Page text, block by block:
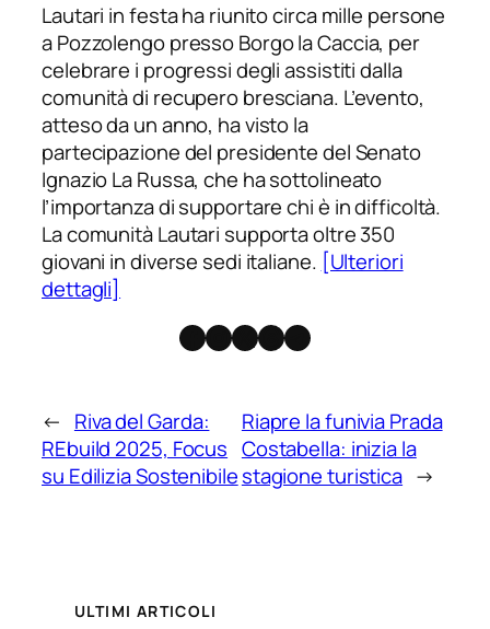
Lautari in festa ha riunito circa mille persone
a Pozzolengo presso Borgo la Caccia, per
celebrare i progressi degli assistiti dalla
comunità di recupero bresciana. L’evento,
atteso da un anno, ha visto la
partecipazione del presidente del Senato
Ignazio La Russa, che ha sottolineato
l’importanza di supportare chi è in difficoltà.
La comunità Lautari supporta oltre 350
giovani in diverse sedi italiane. [Ulteriori
dettagli]
Facebook
Instagram
X Threads
Telegram
← Riva del Garda:
REbuild 2025, Focus
su Edilizia Sostenibile
Riapre la funivia Prada
Costabella: inizia la
stagione turistica →
ULTIMI ARTICOLI